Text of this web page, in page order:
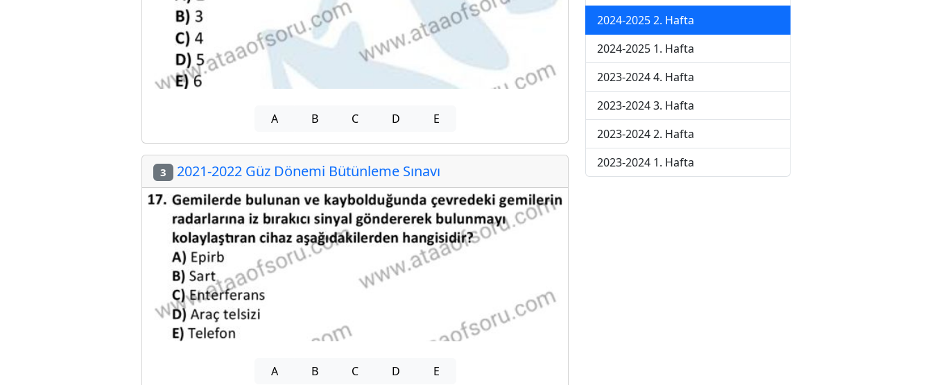
A B C D E
3 2021-2022 Güz Dönemi Bütünleme Sınavı
A B C D E
2024-2025 2. Hafta
2024-2025 1. Hafta
2023-2024 4. Hafta
2023-2024 3. Hafta
2023-2024 2. Hafta
2023-2024 1. Hafta